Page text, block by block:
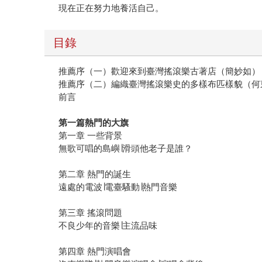
現在正在努力地養活自己。
目錄
推薦序（一）歡迎來到臺灣搖滾樂古著店（簡妙如）
推薦序（二）編織臺灣搖滾樂史的多樣布匹樣貌（
前言
第一篇熱門的大旗
第一章 一些背景
無歌可唱的島嶼∣滑頭他老子是誰？
第二章 熱門的誕生
遠處的電波∣電臺騷動∣熱門音樂
第三章 搖滾問題
不良少年的音樂∣主流品味
第四章 熱門演唱會